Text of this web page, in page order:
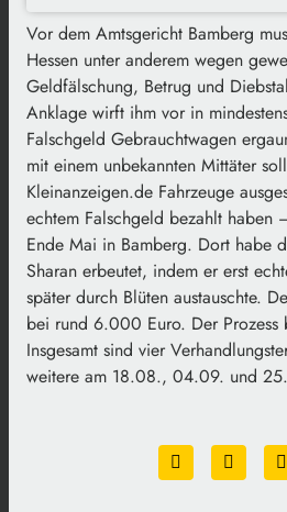
Vor dem Amtsgericht Bamberg
Hessen unter anderem wegen
Geldfälschung, Betrug und
Anklage wirft ihm vor in
Falschgeld Gebrauchtwagen
mit einem unbekannten Mittäter
Kleinanzeigen.de Fahrzeuge
echtem Falschgeld bezahlt haben
Ende Mai in Bamberg. Dort habe
Sharan erbeutet, indem er erst
später durch Blüten austauschte.
bei rund 6.000 Euro. Der Prozess
Insgesamt sind vier
weitere am 18.08., 04.09. und